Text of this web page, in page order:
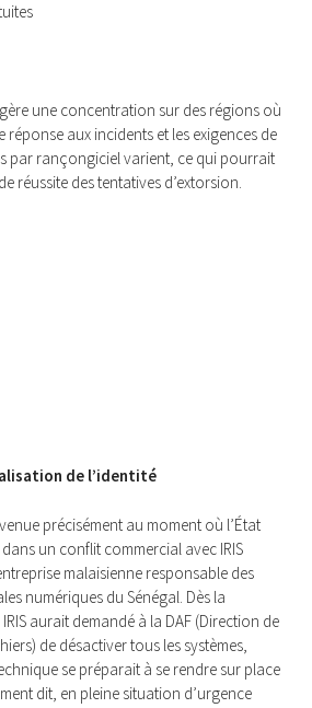
une concentration sur des régions où
réponse aux incidents et les exigences de
par rançongiciel varient, ce qui pourrait
réussite des tentatives d’extorsion.
de l’identité
précisément au moment où l’État
un conflit commercial avec IRIS
malaisienne responsable des
numériques du Sénégal. Dès la
aurait demandé à la DAF (Direction de
de désactiver tous les systèmes,
se préparait à se rendre sur place
dit, en pleine situation d’urgence